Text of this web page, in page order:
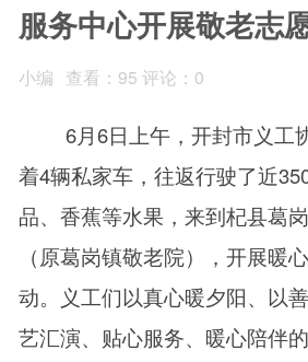
服务中心开展敬老志
小编 查看： 95 评论：0
6月6日上午，开封市义工
着4辆私家车，往返行驶了近
品、香蕉等水果，来到杞县葛
（原葛岗镇敬老院），开展暖
动。义工们以真心暖夕阳、以
艺汇演、贴心服务、暖心陪伴